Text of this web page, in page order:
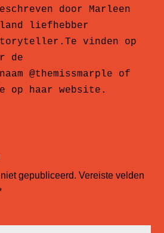
door Marleen
liefhebber
vinden op
de
@themissmarple of
op haar website .
gepubliceerd. Vereiste velden